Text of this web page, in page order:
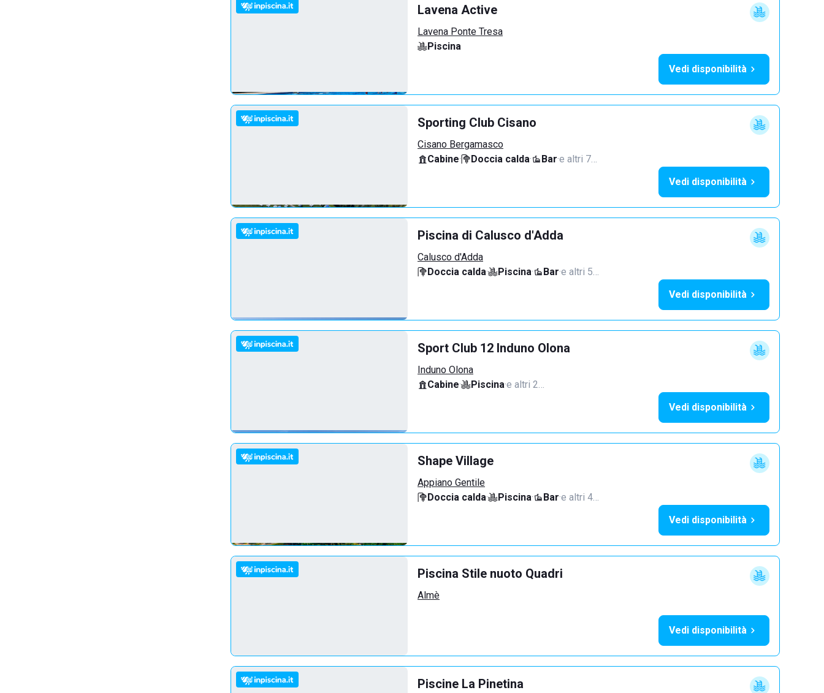
Lavena Active
Lavena Ponte Tresa
Piscina
Vedi disponibilità
Sporting Club Cisano
Cisano Bergamasco
Cabine· Doccia calda· Bar·e altri 7…
Vedi disponibilità
Piscina di Calusco d'Adda
Calusco d'Adda
Doccia calda· Piscina· Bar·e altri 5…
Vedi disponibilità
Sport Club 12 Induno Olona
Induno Olona
Cabine· Piscina·e altri 2…
Vedi disponibilità
Shape Village
Appiano Gentile
Doccia calda· Piscina· Bar·e altri 4…
Vedi disponibilità
Piscina Stile nuoto Quadri
Almè
Vedi disponibilità
Piscine La Pinetina